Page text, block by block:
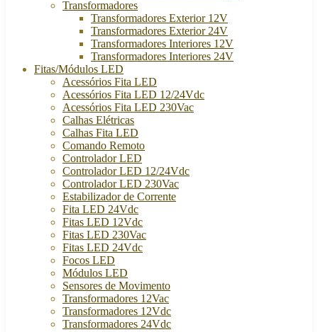
Transformadores
Transformadores Exterior 12V
Transformadores Exterior 24V
Transformadores Interiores 12V
Transformadores Interiores 24V
Fitas/Módulos LED
Acessórios Fita LED
Acessórios Fita LED 12/24Vdc
Acessórios Fita LED 230Vac
Calhas Elétricas
Calhas Fita LED
Comando Remoto
Controlador LED
Controlador LED 12/24Vdc
Controlador LED 230Vac
Estabilizador de Corrente
Fita LED 24Vdc
Fitas LED 12Vdc
Fitas LED 230Vac
Fitas LED 24Vdc
Focos LED
Módulos LED
Sensores de Movimento
Transformadores 12Vac
Transformadores 12Vdc
Transformadores 24Vdc